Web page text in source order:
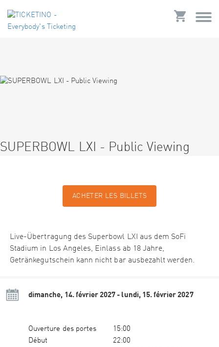
SUPERBOWL LXI - Public Viewing
ACHETER LES BILLETS
Live-Übertragung des Superbowl LXI aus dem SoFi
Stadium in Los Angeles, Einlass ab 18 Jahre,
Getränkegutschein kann nicht bar ausbezahlt werden.
dimanche, 14. février 2027 - lundi, 15. février 2027
Ouverture des portes
15:00
Début
22:00